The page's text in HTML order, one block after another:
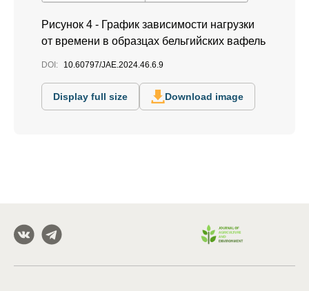
Рисунок 4 - График зависимости нагрузки
от времени в образцах бельгийских вафель
DOI: 10.60797/JAE.2024.46.6.9
Display full size Download image